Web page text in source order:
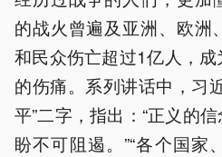
的战火曾遍及亚洲、欧洲
和民众伤亡超过1亿人，
的伤痛。系列讲话中，习
平”二字，指出：“正义的
盼不可阻遏。”“各个国家